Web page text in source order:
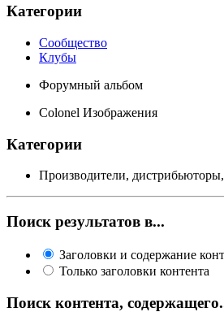
Категории
Сообщество
Клубы
Форумный альбом
Colonel Изображения
Категории
Производители,
Поиск результатов в...
Заголовки и содержание
Только заголовки контента
Поиск контента,